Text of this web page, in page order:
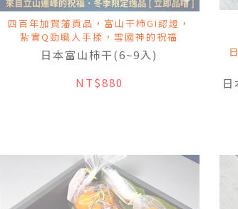
四百年加賀藩貢品，富山干柿GI認證，
紮實Q勁職人手揉，雪國神的祝福
日本富山柿干(6~9入)
NT$880